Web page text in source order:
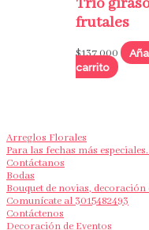
Trio
frutales
$137,000
carrito
Arreglos Florales
Para las fechas más
Contáctanos
Bodas
Bouquet de novias,
Comunícate al 3015482493
Contáctenos
Decoración de Eventos